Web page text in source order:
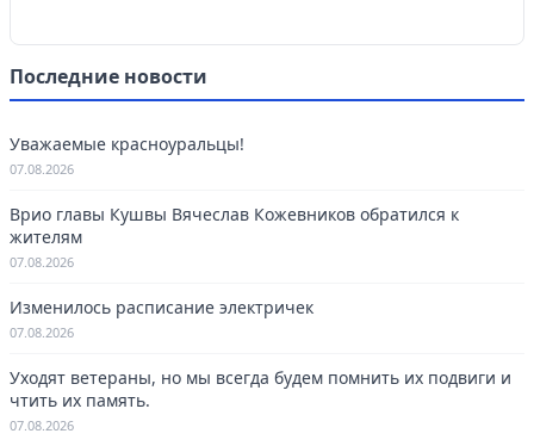
Последние новости
Уважаемые красноуральцы!
07.08.2026
Врио главы Кушвы Вячеслав Кожевников обратился к
жителям
07.08.2026
Изменилось расписание электричек
07.08.2026
Уходят ветераны, но мы всегда будем помнить их подвиги и
чтить их память.
07.08.2026